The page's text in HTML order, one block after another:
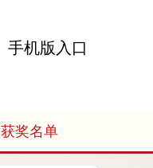
手机版入口
获奖名单